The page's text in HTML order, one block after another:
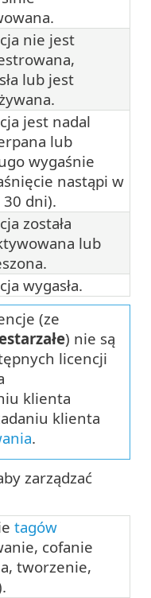
nie jest
lub jest
jest nadal
lub
wygaśnie
nastąpi w
30 dni).
została
lub
wygasła.
(ze
) nie są
licencji
klienta
klienta
.
zarządzać
tagów
cofanie
tworzenie,